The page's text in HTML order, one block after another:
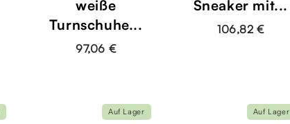
weiße
Turnschuhe...
97,06 €
Sneaker mit...
106,82 €
Auf Lager Auf Lager